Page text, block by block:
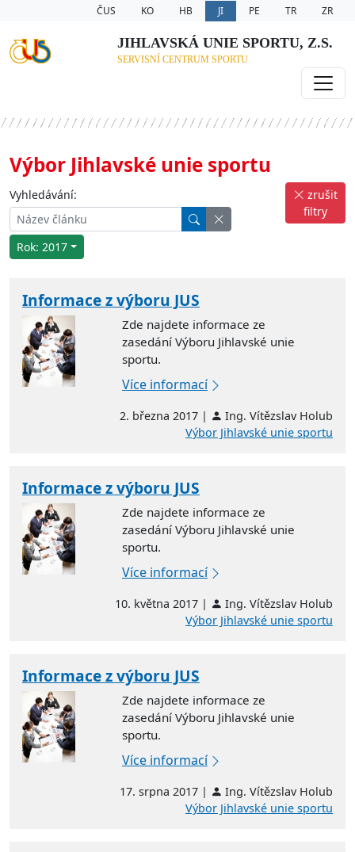
ČUS KO HB JI PE TR ZR
JIHLAVSKÁ UNIE SPORTU, Z.S.
SERVISNÍ CENTRUM SPORTU
Výbor Jihlavské unie sportu
Vyhledávání:
Rok: 2017
zrušit
filtry
Informace z výboru JUS
Zde najdete informace ze
zasedání Výboru Jihlavské unie
sportu.
Více informací
2. března 2017 |
Ing. Vítězslav Holub
Výbor Jihlavské unie sportu
Informace z výboru JUS
Zde najdete informace ze
zasedání Výboru Jihlavské unie
sportu.
Více informací
10. května 2017 |
Ing. Vítězslav Holub
Výbor Jihlavské unie sportu
Informace z výboru JUS
Zde najdete informace ze
zasedání Výboru Jihlavské unie
sportu.
Více informací
17. srpna 2017 |
Ing. Vítězslav Holub
Výbor Jihlavské unie sportu